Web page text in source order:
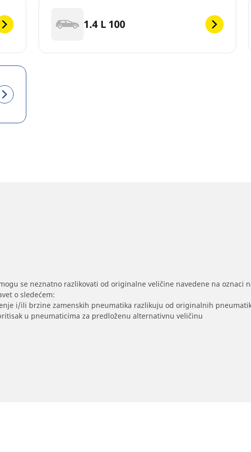
1.4 L 100
se neznatno razlikovati od originalne veličine navedene na oznaci
o sledećem:
i/ili brzine zamenskih pneumatika razlikuju od originalnih
u pneumaticima za predloženu alternativnu veličinu